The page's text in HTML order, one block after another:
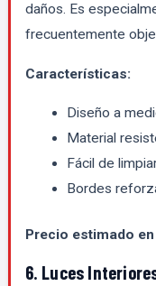
daños. Es
frecuentemente
Características:
Diseño a
Material
Fácil de
Bordes
Precio estimado
6. Luces